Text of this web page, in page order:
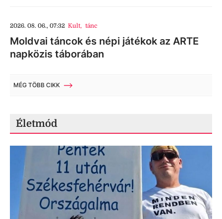
2026. 08. 06., 07:32 Kult, tánc
Moldvai táncok és népi játékok az ARTE
napközis táborában
MÉG TÖBB CIKK
Életmód